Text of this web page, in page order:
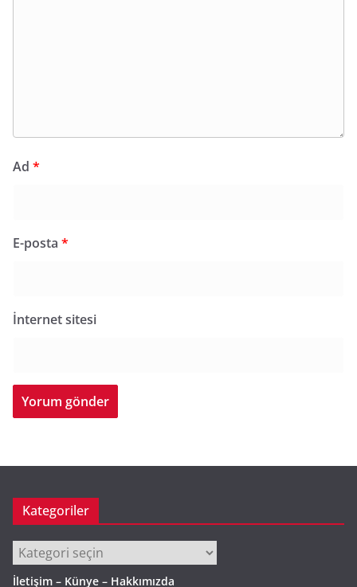
Ad *
E-posta *
İnternet sitesi
Kategoriler
Kategoriler
İletişim – Künye – Hakkımızda